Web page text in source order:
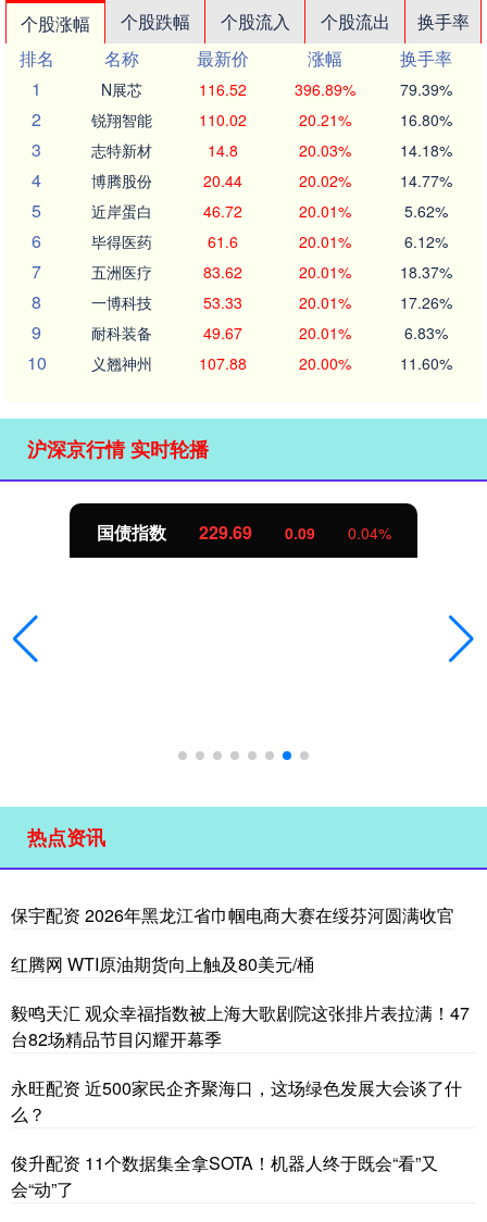
个股涨幅 个股跌幅 个股流入 个股流出
换手率
排名
名称 最新价 涨幅
换手率
1
N展芯 116.52 396.89% 79.39%
2 锐翔智能 110.02 20.21% 16.80%
3 志特新材 14.8 20.03% 14.18%
4 博腾股份 20.44 20.02% 14.77%
5 近岸蛋白 46.72 20.01% 5.62%
6 毕得医药 61.6 20.01% 6.12%
7 五洲医疗 83.62 20.01% 18.37%
8 一博科技 53.33 20.01% 17.26%
9 耐科装备 49.67 20.01% 6.83%
10 义翘神州 107.88 20.00% 11.60%
沪深京行情 实时轮播
国债指数 229.69 0.09 0.04%
热点资讯
保宇配资 2026年黑龙江省巾帼电商大赛在绥芬河圆满收官
红腾网 WTI原油期货向上触及80美元/桶
毅鸣天汇 观众幸福指数被上海大歌剧院这张排片表拉满！47
台82场精品节目闪耀开幕季
永旺配资 近500家民企齐聚海口，这场绿色发展大会谈了什
么？
俊升配资 11个数据集全拿SOTA！机器人终于既会“看”又
会“动”了